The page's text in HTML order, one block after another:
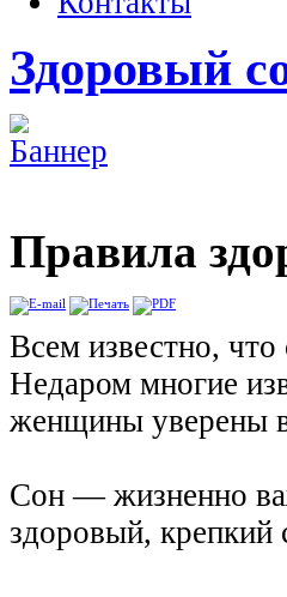
Здоровый
Правила
Всем известно, что
Недаром многие
женщины уверены в
Сон — жизненно
здоровый, крепкий